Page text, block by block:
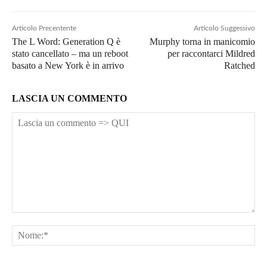
Articolo Precentente
The L Word: Generation Q è
stato cancellato – ma un reboot
basato a New York è in arrivo
Articolo Suggessivo
Murphy torna in manicomio
per raccontarci Mildred
Ratched
LASCIA UN COMMENTO
un
commento